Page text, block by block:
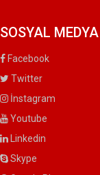
SOSYAL MEDYA
Facebook
Twitter
İnstagram
Youtube
Linkedin
Skype